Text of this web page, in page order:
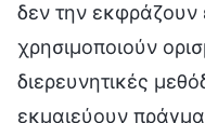
δεν την εκφράζουν
χρησιμοποιούν
διερευνητικές
εκμαιεύουν